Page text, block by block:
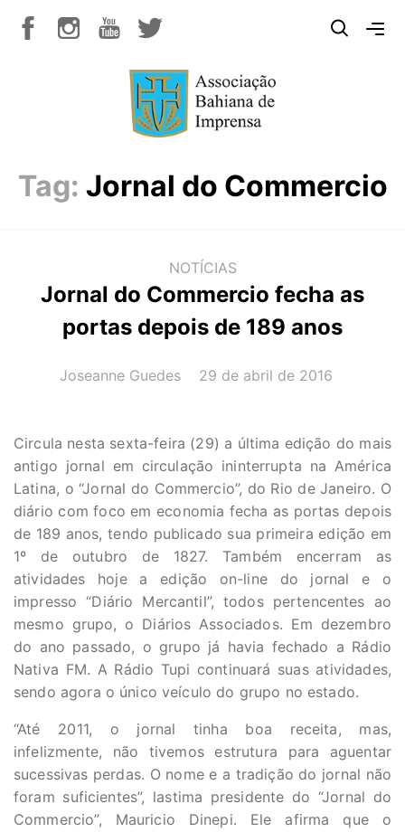
Tag: Jornal do Commercio
NOTÍCIAS
Jornal do Commercio fecha as
portas depois de 189 anos
AUTOR(A):
Joseanne Guedes DATA:
29 de abril de 2016
Circula nesta sexta-feira (29) a última edição do mais
antigo jornal em circulação ininterrupta na América
Latina, o “Jornal do Commercio”, do Rio de Janeiro. O
diário com foco em economia fecha as portas depois
de 189 anos, tendo publicado sua primeira edição em
1º de outubro de 1827. Também encerram as
atividades hoje a edição on-line do jornal e o
impresso “Diário Mercantil”, todos pertencentes ao
mesmo grupo, o Diários Associados. Em dezembro
do ano passado, o grupo já havia fechado a Rádio
Nativa FM. A Rádio Tupi continuará suas atividades,
sendo agora o único veículo do grupo no estado.
“Até 2011, o jornal tinha boa receita, mas,
infelizmente, não tivemos estrutura para aguentar
sucessivas perdas. O nome e a tradição do jornal não
foram suficientes”, lastima presidente do “Jornal do
Commercio”, Mauricio Dinepi. Ele afirma que o